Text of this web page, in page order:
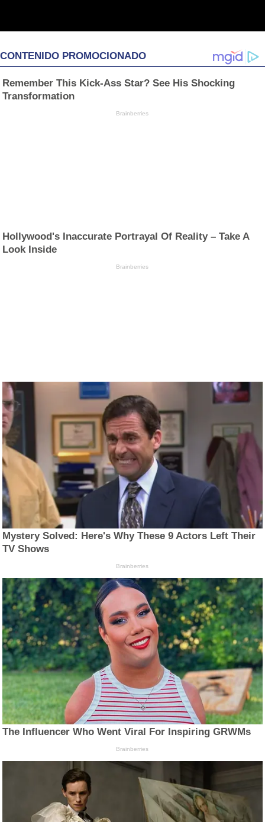
CONTENIDO PROMOCIONADO
Remember This Kick-Ass Star? See His Shocking
Transformation
Brainberries
Hollywood's Inaccurate Portrayal Of Reality – Take A
Look Inside
Brainberries
Mystery Solved: Here's Why These 9 Actors Left Their
TV Shows
Brainberries
The Influencer Who Went Viral For Inspiring GRWMs
Brainberries